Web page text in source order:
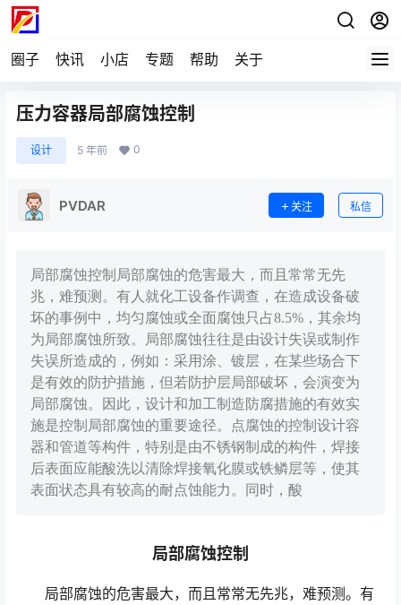
圈子 快讯 小店 专题 帮助 关于
压力容器局部腐蚀控制
设计 5 年前 0
PVDAR 关注 私信
局部腐蚀控制局部腐蚀的危害最大，而且常常无先
兆，难预测。有人就化工设备作调查，在造成设备破
坏的事例中，均匀腐蚀或全面腐蚀只占8.5%，其余均
为局部腐蚀所致。局部腐蚀往往是由设计失误或制作
失误所造成的，例如：采用涂、镀层，在某些场合下
是有效的防护措施，但若防护层局部破坏，会演变为
局部腐蚀。因此，设计和加工制造防腐措施的有效实
施是控制局部腐蚀的重要途径。点腐蚀的控制设计容
器和管道等构件，特别是由不锈钢制成的构件，焊接
后表面应能酸洗以清除焊接氧化膜或铁鳞层等，使其
表面状态具有较高的耐点蚀能力。同时，酸
局部腐蚀控制
局部腐蚀的危害最大，而且常常无先兆，难预测。有